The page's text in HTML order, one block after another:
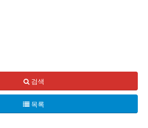
가지다. 첫째, 원인이 단일하지 않다는
정적인 단일 원인을 제시하지 못한다.
일반 시민이 취할 수 있는 태도 역시
검색
목록